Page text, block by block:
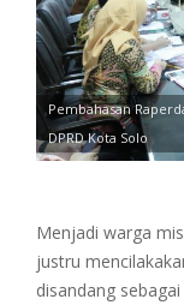
Pembahasan
DPRD Kota Solo
Menjadi warga
justru
disandang